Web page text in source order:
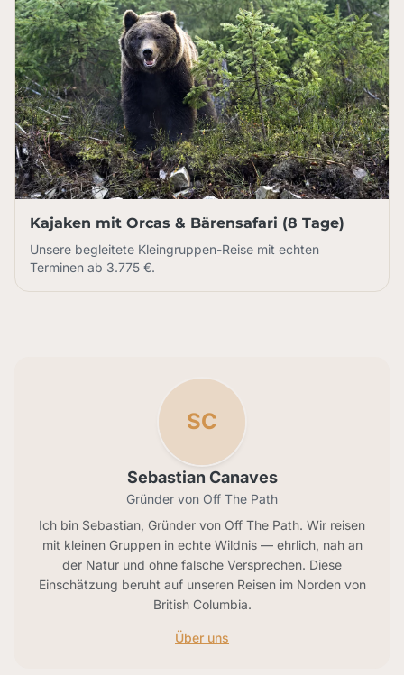
Kajaken mit Orcas & Bärensafari (8 Tage)
Unsere begleitete Kleingruppen-Reise mit echten
Terminen ab 3.775 €.
SC
Sebastian Canaves
Gründer von Off The Path
Ich bin Sebastian, Gründer von Off The Path. Wir reisen
mit kleinen Gruppen in echte Wildnis — ehrlich, nah an
der Natur und ohne falsche Versprechen. Diese
Einschätzung beruht auf unseren Reisen im Norden von
British Columbia.
Über uns